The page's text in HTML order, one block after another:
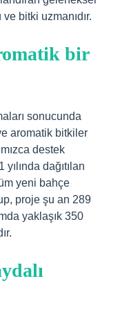
bitki uzmanıdır.
bir
sonucunda
aromatik bitkiler
destek
yılında dağıtılan
yeni bahçe
proje şu an 289
yaklaşık 350